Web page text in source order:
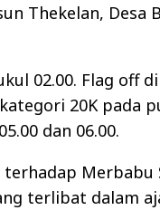
Thekelan, Desa
02.00. Flag off
20K pada
dan 06.00.
terlibat dalam